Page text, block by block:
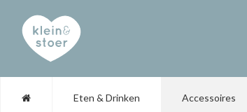
Eten & Drinken Accessoires